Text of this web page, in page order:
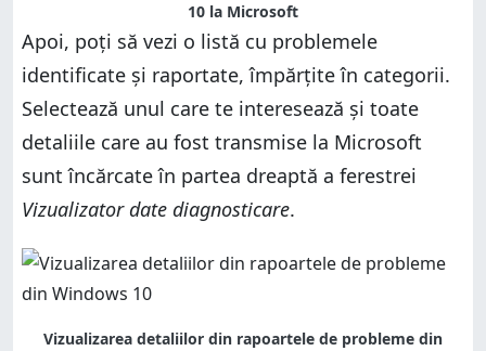
10 la Microsoft
Apoi, poți să vezi o listă cu problemele
identificate și raportate, împărțite în categorii.
Selectează unul care te interesează și toate
detaliile care au fost transmise la Microsoft
sunt încărcate în partea dreaptă a ferestrei
Vizualizator date diagnosticare.
Vizualizarea detaliilor din rapoartele de probleme din